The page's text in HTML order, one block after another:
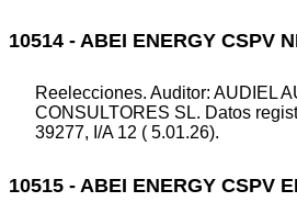
10514 - ABEI ENERGY CSPV
Reelecciones. Auditor: AUDIEL
CONSULTORES SL. Datos
39277, I/A 12 ( 5.01.26).
10515 - ABEI ENERGY CSPV